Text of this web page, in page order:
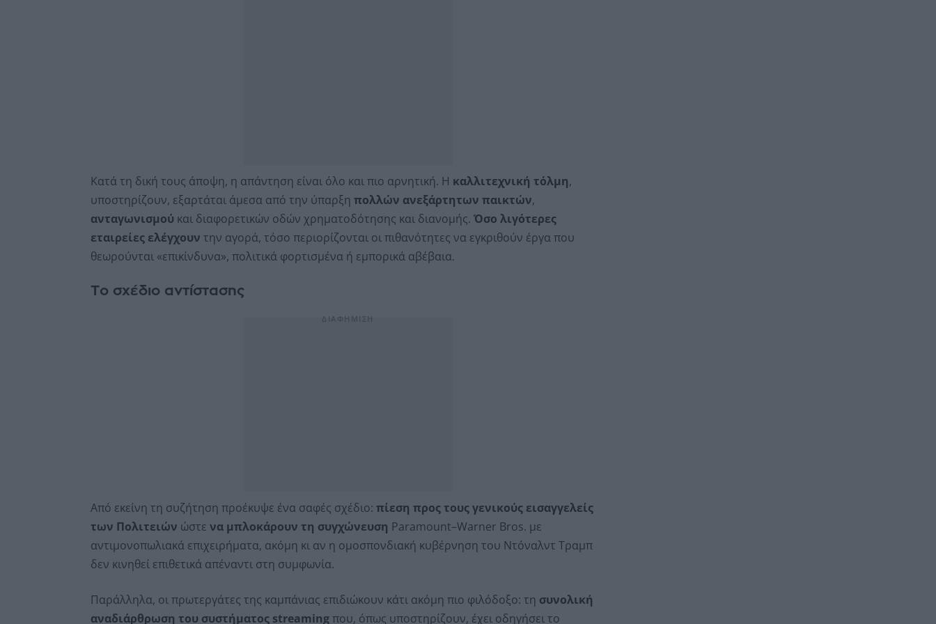
Κατά τη δική τους άποψη, η απάντηση είναι όλο και πιο αρνητική. Η καλλιτεχνική τόλμη,
υποστηρίζουν, εξαρτάται άμεσα από την ύπαρξη πολλών ανεξάρτητων παικτών,
ανταγωνισμού και διαφορετικών οδών χρηματοδότησης και διανομής. Όσο λιγότερες
εταιρείες ελέγχουν την αγορά, τόσο περιορίζονται οι πιθανότητες να εγκριθούν έργα που
θεωρούνται «επικίνδυνα», πολιτικά φορτισμένα ή εμπορικά αβέβαια.
Το σχέδιο αντίστασης
Από εκείνη τη συζήτηση προέκυψε ένα σαφές σχέδιο: πίεση προς τους γενικούς εισαγγελείς
των Πολιτειών ώστε να μπλοκάρουν τη συγχώνευση Paramount–Warner Bros. με
αντιμονοπωλιακά επιχειρήματα, ακόμη κι αν η ομοσπονδιακή κυβέρνηση του Ντόναλντ Τραμπ
δεν κινηθεί επιθετικά απέναντι στη συμφωνία.
Παράλληλα, οι πρωτεργάτες της καμπάνιας επιδιώκουν κάτι ακόμη πιο φιλόδοξο: τη συνολική
αναδιάρθρωση του συστήματος streamingπου, όπως υποστηρίζουν, έχει οδηγήσει το